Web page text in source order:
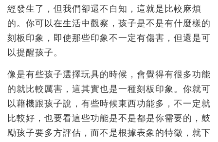
經發生了，但我們卻還不自知，這就是比較麻煩
的。你可以在生活中觀察，孩子是不是有什麼樣的
刻板印象，即使那些印象不一定有傷害，但還是可
以提醒孩子。
像是有些孩子選擇玩具的時候，會覺得有很多功能
的就比較厲害，這其實也是一種刻板印象。你就可
以藉機跟孩子說，有些時候東西功能多，不一定就
比較好，也要看這些功能是不是都是你需要的，鼓
勵孩子要多方評估，而不是根據表象的特徵，就下